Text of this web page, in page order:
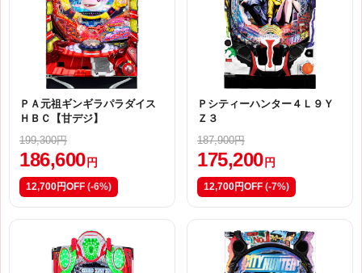
ＰＡ元祖ギンギラパラダイス
ＨＢＣ【甘デジ】
199,300円
186,600 円
12,700円OFF (-6%)
Ｐシティーハンター４Ｌ９Ｙ
Ｚ３
187,900円
175,200 円
12,700円OFF (-7%)